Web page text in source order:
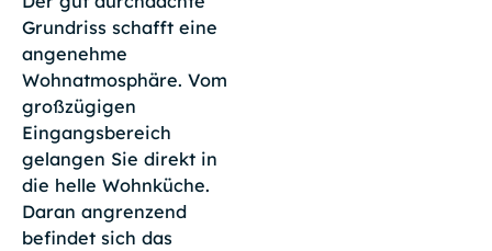
Grundriss schafft eine
angenehme
Wohnatmosphäre. Vom
großzügigen
Eingangsbereich
gelangen Sie direkt in
die helle Wohnküche.
Daran angrenzend
befindet sich das